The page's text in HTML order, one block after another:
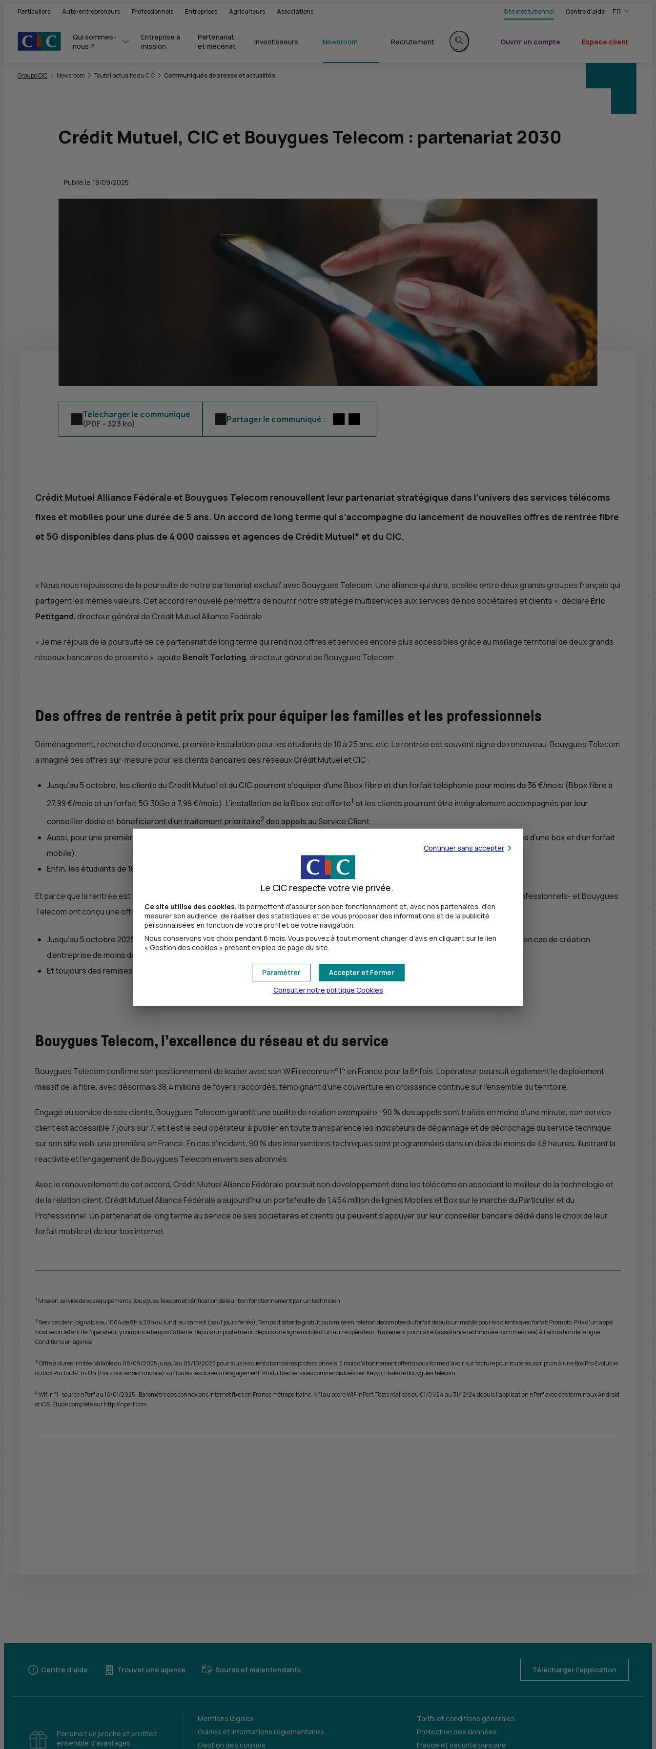
Particuliers Auto-entrepreneurs Professionnels Entreprises Agriculteurs Associations Site institutionnel Centre d'aide FR
,Version
,Changer de
Qui sommes-
nous ?
Entreprise à
mission
Partenariat
et mécénat
Investisseurs Newsroom Recrutement
Rechercher sur le site
Ouvrir un compte
Espace client
Groupe CIC Newsroom Toute l'actualité du CIC Communiqués de presse et actualités
Crédit Mutuel, CIC et Bouygues Telecom : partenariat 2030
Publié le 18/09/2025
Télécharger le communiqué
(PDF - 323 ko) Partager le communiqué :
Crédit Mutuel Alliance Fédérale et Bouygues Telecom renouvellent leur partenariat stratégique dans l’univers des services télécoms
fixes et mobiles pour une durée de 5 ans. Un accord de long terme qui s’accompagne du lancement de nouvelles offres de rentrée fibre
et 5G disponibles dans plus de 4 000 caisses et agences de Crédit Mutuel* et du CIC.
« Nous nous réjouissons de la poursuite de notre partenariat exclusif avec Bouygues Telecom. Une alliance qui dure, scellée entre deux grands groupes français qui
partagent les mêmes valeurs. Cet accord renouvelé permettra de nourrir notre stratégie multiservices aux services de nos sociétaires et clients », déclare Éric
Petitgand, directeur général de Crédit Mutuel Alliance Fédérale.
«Je me réjouis de la poursuite de ce partenariat de long terme qui rend nos offres et services encore plus accessibles grâce au maillage territorial de deux grands
réseaux bancaires de proximité », ajoute Benoît Torloting, directeur général de Bouygues Telecom.
Des offres de rentrée à petit prix pour équiper les familles et les professionnels
Déménagement, recherche d’économie, première installation pour les étudiants de 18 à 25 ans, etc. La rentrée est souvent signe de renouveau. Bouygues Telecom
a imaginé des offres sur-mesure pour les clients bancaires des réseaux Crédit Mutuel etCIC :
Jusqu’au 5 octobre, les clients du Crédit Mutuel et duCIC pourront s’équiper d'une Bbox fibre et d'un forfait téléphonie pour moins de 36 €/mois (Bbox fibre à
27,99 €/mois et un forfait 5G 30Go à 7,99 €/mois). L’installation de la Bbox est offerte1 et les clients pourront être intégralement accompagnés par leur
conseiller dédié et bénéficieront d’un traitement prioritaire2 des appels au Service Client.
Aussi, pour une première rentrée au collège, un forfait à prix mini de 5 Go à 3,99 €/mois est proposé (réservé aux foyers déjà équipés d’une box et d’un forfait
mobile).
Enfin, les étudiants de 18 à 25 ans ont droit à une remise de 5 € sur les forfaits 5G de 150 Go et 250 Go jusqu’au 5 octobre.
Et parce que la rentrée est également une période-clé pour les professionnels, le groupe mutualiste - qui compte 1,5 million de clients professionnels- et Bouygues
Telecom ont conçu une offre dédiée à cette clientèle :
Jusqu’au 5 octobre 2025, la Bbox pro Evolutive est à 39,99 € HT/mois avec 2 mois d’abonnement offerts3et 2 mois complémentaires en cas de création
d’entreprise de moins de 24 mois.
Et toujours des remises exclusives sur les forfaits mobiles.
Bouygues Telecom, l’excellence du réseau et du service
Bouygues Telecom confirme son positionnement de leader avec son WiFi reconnu n°14 en France pour la 6ᵉ fois. L’opérateur poursuit également le déploiement
massif de la fibre, avec désormais 38,4 millions de foyers raccordés, témoignant d’une couverture en croissance continue sur l’ensemble du territoire.
Engagé au service de ses clients, Bouygues Telecom garantit une qualité de relation exemplaire : 90 % des appels sont traités en moins d’une minute, son service
client est accessible 7 jours sur 7, et il est le seul opérateur à publier en toute transparence les indicateurs de dépannage et de décrochage du service technique
sur son site web, une première en France. En cas d’incident, 90 % des interventions techniques sont programmées dans un délai de moins de 48 heures, illustrant la
réactivité et l’engagement de Bouygues Telecom envers ses abonnés.
Avec le renouvellement de cet accord, Crédit Mutuel Alliance Fédérale poursuit son développement dans les télécoms en associant le meilleur de la technologie et
de la relation client. Crédit Mutuel Alliance Fédérale a aujourd’hui un portefeuille de 1,454 million de lignes Mobiles et Box sur le marché du Particulier et du
Professionnel. Un partenariat de long terme au service de ses sociétaires et clients qui peuvent s’appuyer sur leur conseiller bancaire dédié dans le choix de leur
forfait mobile et de leur box internet.
1 Mise en service de vos équipements Bouygues Telecom et vérification de leur bon fonctionnement par un technicien.
2 Service client joignable au 1064 de 8h à 20h du lundi au samedi (sauf jours fériés). Temps d’attente gratuit puis mise en relation décomptée du forfait depuis un mobile pour les clients avec forfait Prompto. Prix d’un appel
local selon le tarif de l’opérateur, y compris le temps d’attente, depuis un poste fixe ou depuis une ligne mobile d’un autre opérateur. Traitement prioritaire (assistance technique et commerciale) à l’activation de la ligne.
Conditions en agence.
3 Offre à durée limitée. Valable du 08/09/2025 jusqu’au 05/10/2025 pour tous les clients bancaires professionnels. 2 mois d’abonnement offerts sous forme d’avoir sur facture pour toute souscription à une Box Pro Evolutive
ou Box Pro Tout-En- Un (hors box version mobile) sur toutes les durées d’engagement. Produits et services commercialisés par Keyyo, filiale de Bouygues Telecom.
4Wifi n°1 : source nPerf au 16/01/2025 : Baromètre des connexions Internet fixes en France métropolitaine. N°1 au score WiFi nPerf. Tests réalisés du 01/01/24 au 31/12/24 depuis l'application nPerf avec des terminaux Android
et iOS. Étude complète sur http://nperf.com.
Centre d'aide Trouver une agence Sourds et malentendants Télécharger l'application
Parrainez un proche et profitez
ensemble d’avantages
Mentions légales
Tarifs et conditions générales
Guides et informations réglementaires
Protection des données
Gestion des cookies
Fraude et sécurité bancaire
Continuer sans accepter
Le CIC respecte votre vie privée.
Ce site utilise des cookies. Ils permettent d'assurer son bon fonctionnement et, avec nos partenaires, d'en
mesurer son audience, de réaliser des statistiques et de vous proposer des informations et de la publicité
personnalisées en fonction de votre profil et de votre navigation.
Nous conservons vos choix pendant 6 mois. Vous pouvez à tout moment changer d’avis en cliquant sur le lien
« Gestion des cookies » présent en pied de page du site.
Accepter et Fermer
Paramétrer
Consulter notre politique Cookies